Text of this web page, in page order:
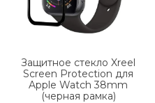
Защитное стекло Xreel
Screen Protection для
Apple Watch 38mm
(черная рамка)